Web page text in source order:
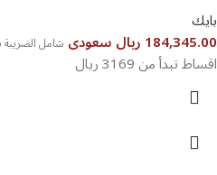
بايك
184,345.00 ريال سعودى شامل الضريبة
اقساط تبدأ من 3169 ريال